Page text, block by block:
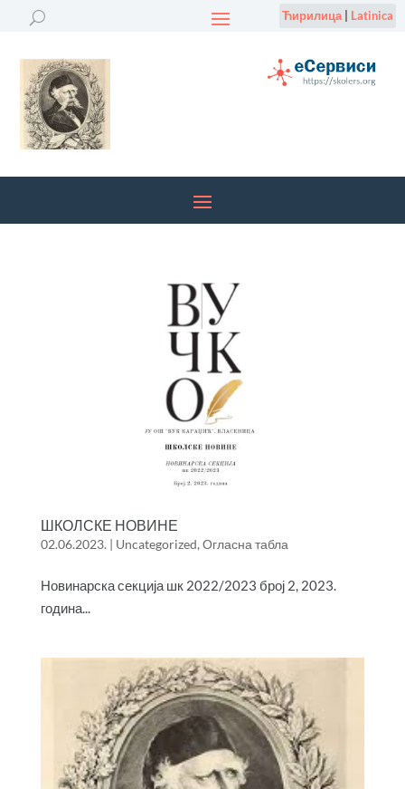
Ћирилица| Latinica
ШКОЛСКЕ НОВИНЕ
02.06.2023. | Uncategorized, Огласна табла
Новинарска секција шк 2022/2023 број 2, 2023.
година...